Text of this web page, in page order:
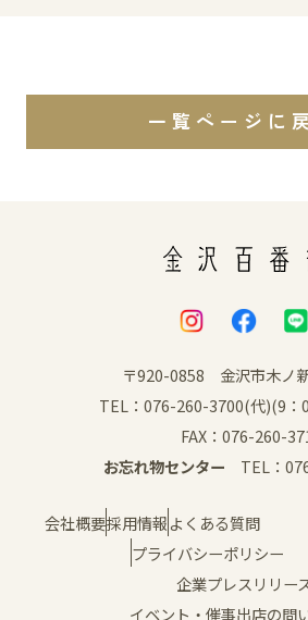
ショップニュース
アクセス・パーキング
スタッフ募集
百番街くらぶ
一覧ページに
〒920-0858 金沢市木ノ
TEL：076-260-3700(代)(9：
FAX：076-260-
お忘れ物センター TEL：
会社概要採用情報よくある質問
プライバシーポリシー
企業プレスリリー
イベント・催事出店の問